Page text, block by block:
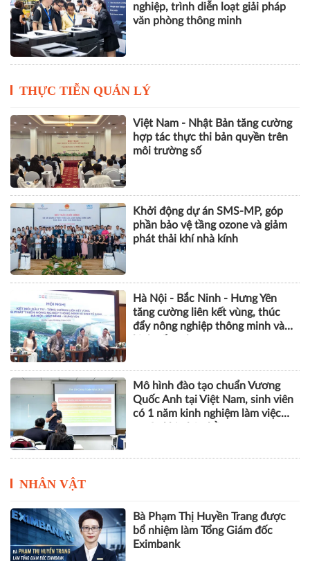
nghiệp, trình diễn loạt giải pháp
văn phòng thông minh
THỰC TIỄN QUẢN LÝ
Việt Nam - Nhật Bản tăng cường
hợp tác thực thi bản quyền trên
môi trường số
Khởi động dự án SMS-MP, góp
phần bảo vệ tầng ozone và giảm
phát thải khí nhà kính
Hà Nội - Bắc Ninh - Hưng Yên
tăng cường liên kết vùng, thúc
đẩy nông nghiệp thông minh và
Mô hình đào tạo chuẩn Vương
Quốc Anh tại Việt Nam, sinh viên
có 1 năm kinh nghiệm làm việc
NHÂN VẬT
Bà Phạm Thị Huyền Trang được
bổ nhiệm làm Tổng Giám đốc
Eximbank